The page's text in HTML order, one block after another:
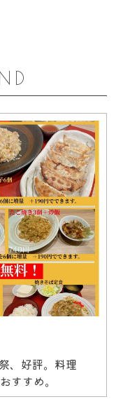
、好評。料理
すすめ。